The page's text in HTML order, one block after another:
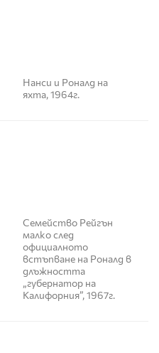
Нанси и Роналд на
яхта, 1964г.
Семейство Рейгън
малко след
официалното
встъпване на Роналд в
длъжността
„губернатор на
Калифорния”, 1967г.